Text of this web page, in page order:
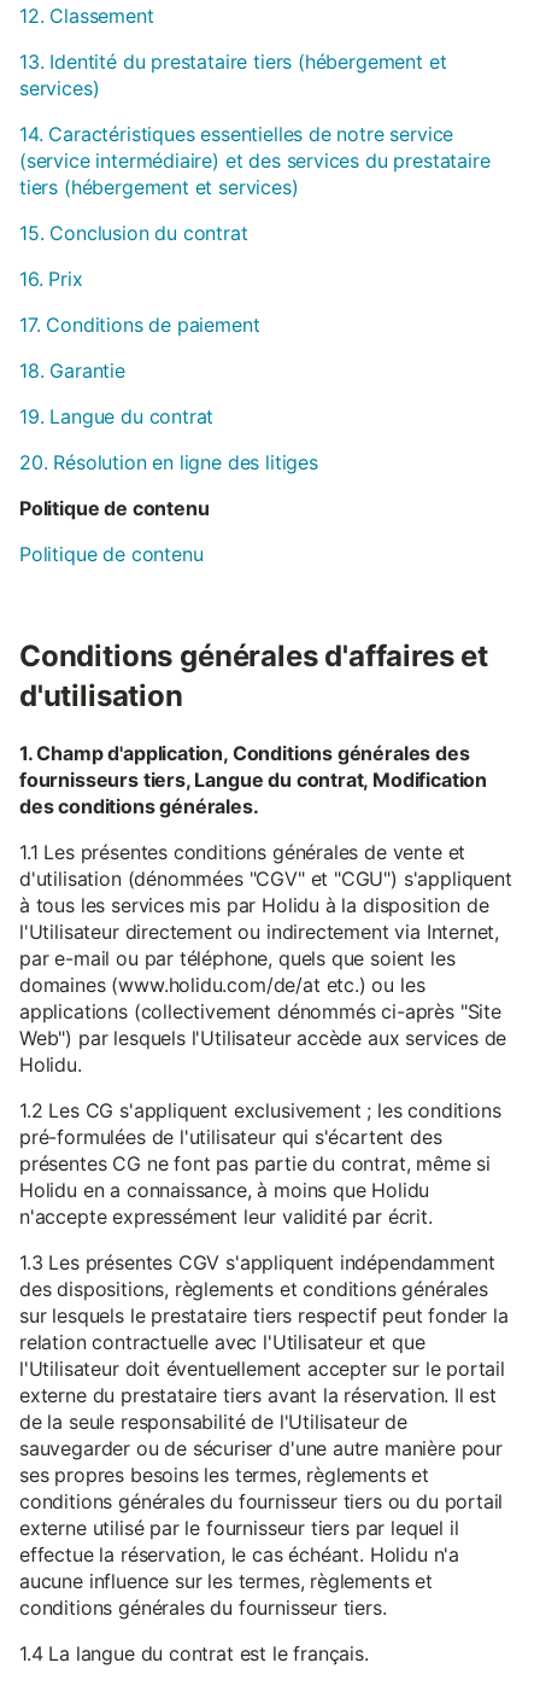
12. Classement
13. Identité du prestataire tiers (hébergement et
services)
14. Caractéristiques essentielles de notre service
(service intermédiaire) et des services du prestataire
tiers (hébergement et services)
15. Conclusion du contrat
16. Prix
17. Conditions de paiement
18. Garantie
19. Langue du contrat
20. Résolution en ligne des litiges
Politique de contenu
Politique de contenu
Conditions générales d'affaires et
d'utilisation
1. Champ d'application, Conditions générales des
fournisseurs tiers, Langue du contrat, Modification
des conditions générales.
1.1 Les présentes conditions générales de vente et
d'utilisation (dénommées "CGV" et "CGU") s'appliquent
à tous les services mis par Holidu à la disposition de
l'Utilisateur directement ou indirectement via Internet,
par e-mail ou par téléphone, quels que soient les
domaines (www.holidu.com/de/at etc.) ou les
applications (collectivement dénommés ci-après "Site
Web") par lesquels l'Utilisateur accède aux services de
Holidu.
1.2 Les CG s'appliquent exclusivement ; les conditions
pré-formulées de l'utilisateur qui s'écartent des
présentes CG ne font pas partie du contrat, même si
Holidu en a connaissance, à moins que Holidu
n'accepte expressément leur validité par écrit.
1.3 Les présentes CGV s'appliquent indépendamment
des dispositions, règlements et conditions générales
sur lesquels le prestataire tiers respectif peut fonder la
relation contractuelle avec l'Utilisateur et que
l'Utilisateur doit éventuellement accepter sur le portail
externe du prestataire tiers avant la réservation. Il est
de la seule responsabilité de l'Utilisateur de
sauvegarder ou de sécuriser d'une autre manière pour
ses propres besoins les termes, règlements et
conditions générales du fournisseur tiers ou du portail
externe utilisé par le fournisseur tiers par lequel il
effectue la réservation, le cas échéant. Holidu n'a
aucune influence sur les termes, règlements et
conditions générales du fournisseur tiers.
1.4 La langue du contrat est le français.